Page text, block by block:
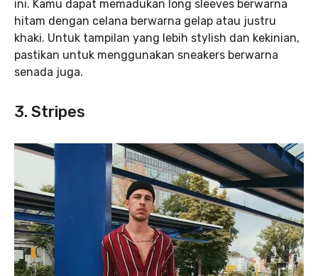
ini. Kamu dapat memadukan long sleeves berwarna
hitam dengan celana berwarna gelap atau justru
khaki. Untuk tampilan yang lebih stylish dan kekinian,
pastikan untuk menggunakan sneakers berwarna
senada juga.
3. Stripes